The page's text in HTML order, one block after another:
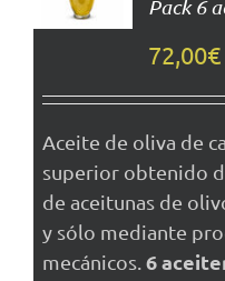
Pack 6
72,00€
Aceite de oliva de
superior obtenido
de aceitunas de
y sólo mediante
mecánicos. 6